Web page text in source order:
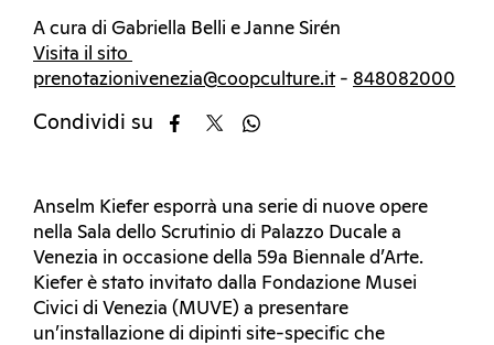
A cura di Gabriella Belli e Janne Sirén
Visita il sito
prenotazionivenezia@coopculture.it- 848082000
Condividi su
Anselm Kiefer esporrà una serie di nuove opere
nella Sala dello Scrutinio di Palazzo Ducale a
Venezia in occasione della 59a Biennale d’Arte.
Kiefer è stato invitato dalla Fondazione Musei
Civici di Venezia (MUVE) a presentare
un’installazione di dipinti site-specific che